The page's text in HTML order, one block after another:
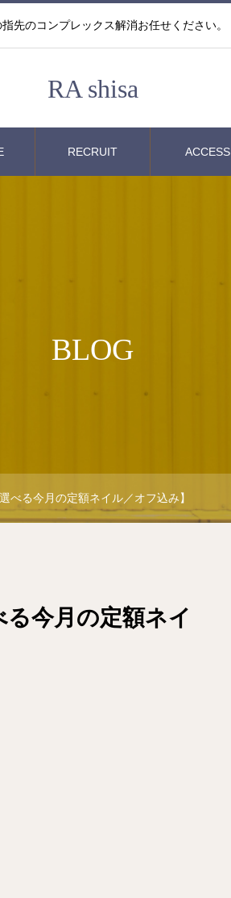
先のコンプレックス解消お任せください。
RA shisa
RECRUIT ACCESS
BLOG
べる今月の定額ネイル／オフ込み】
る今月の定額ネイ